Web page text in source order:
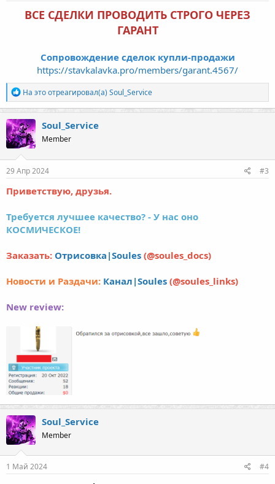
ВСЕ СДЕЛКИ ПРОВОДИТЬ СТРОГО ЧЕРЕЗ
ГАРАНТ
Сопровождение сделок купли-продажи
https://stavkalavka.pro/members/garant.4567/
Р
е
а
к
ц
и
и
:
На это отреагировал(а) Soul_Service
Soul_Service
Member
29 Апр 2024 #3
Приветствую, друзья.
Требуется лучшее качество? - У нас оно
КОСМИЧЕСКОЕ!
Заказать: Отрисовка|Soules (@soules_docs)
Новости и Раздачи: Канал|Soules (@soules_links)
New review:
Soul_Service
Member
1 Май 2024 #4